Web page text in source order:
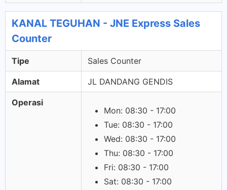
KANAL TEGUHAN - JNE Express Sales
Counter
Tipe Sales Counter
Alamat JL DANDANG GENDIS
Operasi
Mon: 08:30 - 17:00
Tue: 08:30 - 17:00
Wed: 08:30 - 17:00
Thu: 08:30 - 17:00
Fri: 08:30 - 17:00
Sat: 08:30 - 17:00